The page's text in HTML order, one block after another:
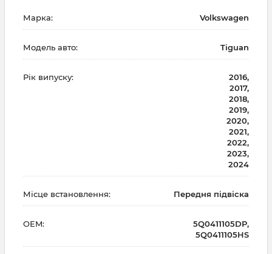
Марка: Volkswagen
Модель авто: Tiguan
Рік випуску:
2016,
2017,
2018,
2019,
2020,
2021,
2022,
2023,
2024
Місце встановлення: Передня підвіска
OEM:
5Q0411105DP,
5Q0411105HS